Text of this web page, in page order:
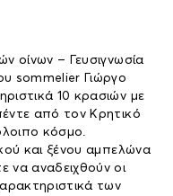
οίνων – Γευσιγνωσία
sommelier Γιώργο
10 κρασιών με
από τον Κρητικό
κόσμο.
και ξένου αμπελώνα
να αναδειχθούν οι
των